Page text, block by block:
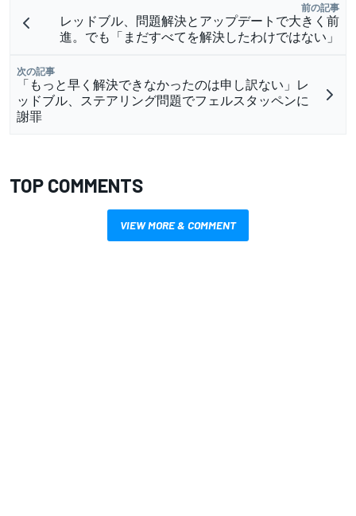
前の記事
レッドブル、問題解決とアップデートで大きく前
進。でも「まだすべてを解決したわけではない」
次の記事
「もっと早く解決できなかったのは申し訳ない」レ
ッドブル、ステアリング問題でフェルスタッペンに
謝罪
TOP COMMENTS
VIEW MORE & COMMENT